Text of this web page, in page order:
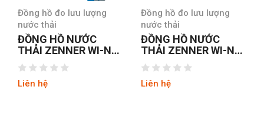
Đồng hồ đo lưu lượng
nước thải
ĐỒNG HỒ NƯỚC
THẢI ZENNER WI-N
DN100
Liên hệ
Đồng hồ đo lưu lượng
nước thải
ĐỒNG HỒ NƯỚC
THẢI ZENNER WI-N
DN150
Liên hệ